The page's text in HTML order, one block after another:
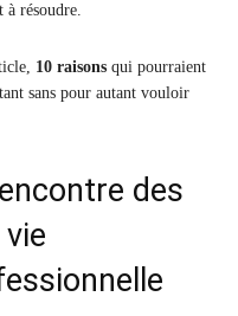
à résoudre.
10 raisons qui pourraient
sans pour autant vouloir
des